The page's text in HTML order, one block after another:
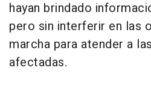
hayan brindado
pero sin interferir en las
marcha para atender a
afectadas.